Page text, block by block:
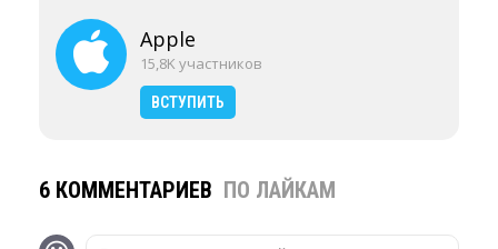
Apple
15,8K участников
ВСТУПИТЬ
6 КОММЕНТАРИЕВ ПО ЛАЙКАМ